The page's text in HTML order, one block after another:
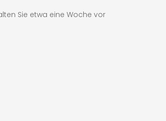
Sie etwa eine Woche vor